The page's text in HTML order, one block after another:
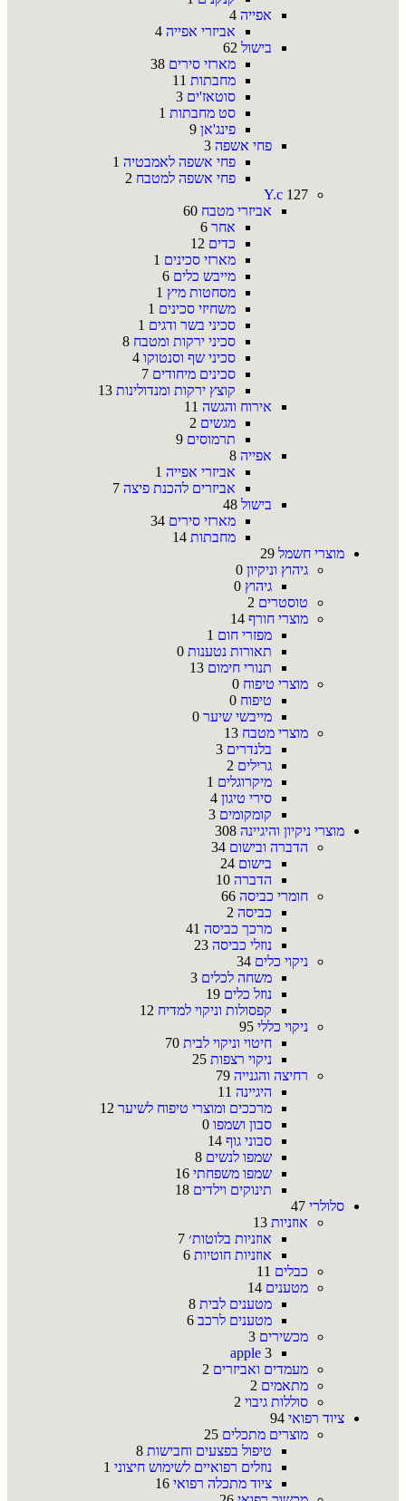
אפייה 4
אביזרי אפייה 4
בישול 62
מארזי סירים 38
מחבתות 11
סוטאז'ים 3
סט מחבתות 1
פינג'אן 9
פחי אשפה 3
פחי אשפה לאמבטיה 1
פחי אשפה למטבח 2
Y.c 127
אביזרי מטבח 60
אחר 6
כדים 12
מארזי סכינים 1
מייבש כלים 6
מסחטות מיץ 1
משחיזי סכינים 1
סכיני בשר ודגים 1
סכיני ירקות ומטבח 8
סכיני שף וסנטוקו 4
סכינים מיחודים 7
קוצץ ירקות ומנדולינות 13
אירוח והגשה 11
מגשים 2
תרמוסים 9
אפייה 8
אביזרי אפייה 1
אביזרים להכנת פיצה 7
בישול 48
מארזי סירים 34
מחבתות 14
מוצרי חשמל 29
גיהוץ וניקיון 0
גיהוץ 0
טוסטרים 2
מוצרי חורף 14
מפזרי חום 1
תאורות נטענות 0
תנורי חימום 13
מוצרי טיפוח 0
טיפוח 0
מייבשי שיער 0
מוצרי מטבח 13
בלנדרים 3
גרילים 2
מיקרוגלים 1
סירי טיגון 4
קומקומים 3
מוצרי ניקיון והיגיינה 308
הדברה ובישום 34
בישום 24
הדברה 10
חומרי כביסה 66
כביסה 2
מרכך כביסה 41
נוזלי כביסה 23
ניקוי כלים 34
משחה לכלים 3
נוזל כלים 19
קפסולות וניקוי למדיח 12
ניקוי כללי 95
חיטוי וניקוי לבית 70
ניקוי רצפות 25
רחיצה והגנייה 79
היגיינה 11
מרככים ומוצרי טיפוח לשיער 12
סבון ושמפו 0
סבוני גוף 14
שמפו לנשים 8
שמפו משפחתי 16
תינוקים וילדים 18
סלולרי 47
אוזניות 13
אוזניות בלוטות׳ 7
אוזניות חוטיות 6
כבלים 11
מטענים 14
מטענים לבית 8
מטענים לרכב 6
מכשירים 3
apple 3
מעמדים ואביזרים 2
מתאמים 2
סוללות גיבוי 2
ציוד רפואי 94
מוצרים מתכלים 25
טיפול בפצעים וחבישות 8
נוזלים רפואיים לשימוש חיצוני 1
ציוד מתכלה רפואי 16